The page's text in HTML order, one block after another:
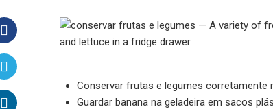
Facebook
Twitter
Conservar frutas e legumes
Guardar banana na geladeira em sacos